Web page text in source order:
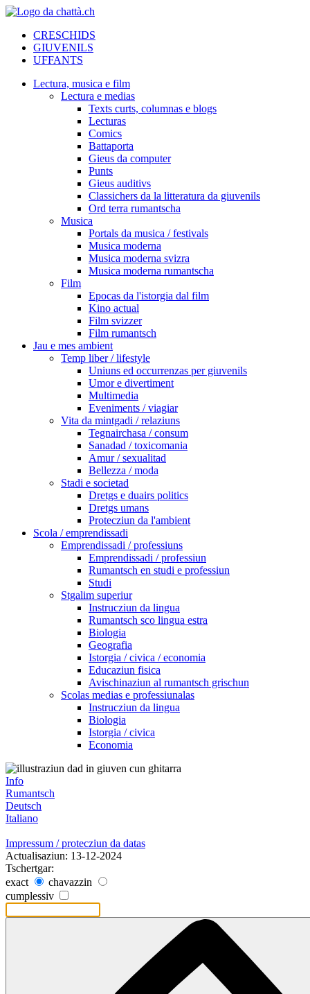
CRESCHIDS
GIUVENILS
UFFANTS
Lectura, musica e film
Lectura e medias
Texts curts, columnas e blogs
Lecturas
Comics
Battaporta
Gieus da computer
Punts
Gieus auditivs
Classichers da la litteratura da giuvenils
Ord terra rumantscha
Musica
Portals da musica / festivals
Musica moderna
Musica moderna svizra
Musica moderna rumantscha
Film
Epocas da l'istorgia dal film
Kino actual
Film svizzer
Film rumantsch
Jau e mes ambient
Temp liber / lifestyle
Uniuns ed occurrenzas per giuvenils
Umor e divertiment
Multimedia
Eveniments / viagiar
Vita da mintgadi / relaziuns
Tegnairchasa / consum
Sanadad / toxicomania
Amur / sexualitad
Bellezza / moda
Stadi e societad
Dretgs e duairs politics
Dretgs umans
Protecziun da l'ambient
Scola / emprendissadi
Emprendissadi / professiuns
Emprendissadi / professiun
Rumantsch en studi e professiun
Studi
Stgalim superiur
Instrucziun da lingua
Rumantsch sco lingua estra
Biologia
Geografia
Istorgia / civica / economia
Educaziun fisica
Avischinaziun al rumantsch grischun
Scolas medias e professiunalas
Instrucziun da lingua
Biologia
Istorgia / civica
Economia
Info
Rumantsch
Deutsch
Italiano
Impressum / protecziun da datas
Actualisaziun: 13-12-2024
Tschertgar:
exact
chavazzin
cumplessiv